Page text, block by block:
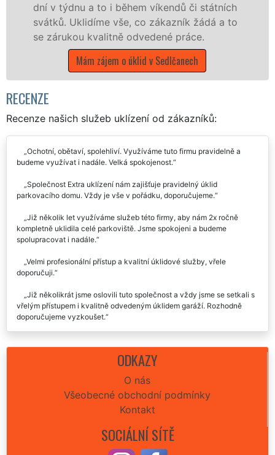
i během víkendů či státních
vše, co zákazník žádá a to
odvedené práce.
zájem o úklid v Sedlčanech
nabízíme pro
státní podniky,
Středočeském
RECENZE
Recenze našich služeb uklízení od zákazníků:
Ochotní, obětaví, spolehliví. Využíváme tuto firmu pravidelně a
budeme využívat i nadále. Velká spokojenost.
Společnost Extra uklízení nám zajišťuje pravidelný úklid
parkovacího domu. Vždy je vše v pořádku, doporučujeme.
Již několik let využíváme služeb této firmy, aby nám 2x ročně
kompletně uklidila celé parkoviště. Jsme spokojeni a budeme
spolupracovat i nadále.
Velmi profesionální přístup a kvalitní úklidové služby, vřele
doporučuji.
Již několikrát jsme oslovili tuto společnost a vždy jsme se setkali s
vřelým přístupem i kvalitně odvedeným úklidem garáží. Rozhodně
doporučujeme vyzkoušet.
ODKAZY
O nás
Všeobecné obchodní podmínky
Kontakt
SOCIÁLNÍ SÍTĚ